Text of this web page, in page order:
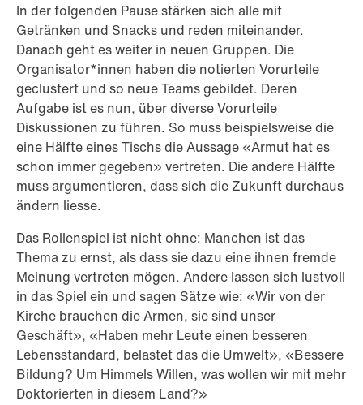
In der folgenden Pause stärken sich alle mit
Getränken und Snacks und reden miteinander.
Danach geht es weiter in neuen Gruppen. Die
Organisator*innen haben die notierten Vorurteile
geclustert und so neue Teams gebildet. Deren
Aufgabe ist es nun, über diverse Vorurteile
Diskussionen zu führen. So muss beispielsweise die
eine Hälfte eines Tischs die Aussage «Armut hat es
schon immer gegeben» vertreten. Die andere Hälfte
muss argumentieren, dass sich die Zukunft durchaus
ändern liesse.
Das Rollenspiel ist nicht ohne: Manchen ist das
Thema zu ernst, als dass sie dazu eine ihnen fremde
Meinung vertreten mögen. Andere lassen sich lustvoll
in das Spiel ein und sagen Sätze wie: «Wir von der
Kirche brauchen die Armen, sie sind unser
Geschäft», «Haben mehr Leute einen besseren
Lebensstandard, belastet das die Umwelt», «Bessere
Bildung? Um Himmels Willen, was wollen wir mit mehr
Doktorierten in diesem Land?»